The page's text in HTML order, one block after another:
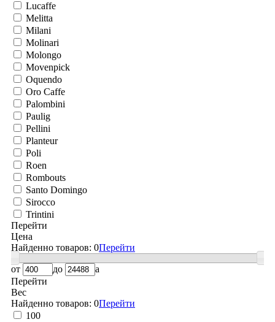
Lucaffe
Melitta
Milani
Molinari
Molongo
Movenpick
Oquendo
Oro Caffe
Palombini
Paulig
Pellini
Planteur
Poli
Roen
Rombouts
Santo Domingo
Sirocco
Trintini
Перейти
Цена
Найденно товаров: 0Перейти
от до
a
Перейти
Вес
Найденно товаров: 0Перейти
100